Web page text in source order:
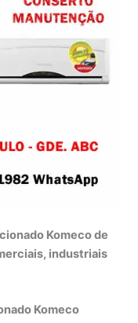
Komeco de
industriais
Komeco